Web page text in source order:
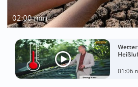
02:00 min
01:06